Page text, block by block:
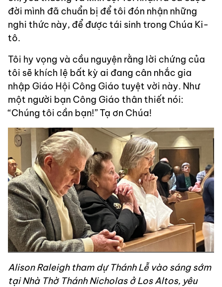
đời mình đã chuẩn bị để tôi đón nhận những
nghi thức này, để được tái sinh trong Chúa Ki-
tô.
Tôi hy vọng và cầu nguyện rằng lời chứng của
tôi sẽ khích lệ bất kỳ ai đang cân nhắc gia
nhập Giáo Hội Công Giáo tuyệt vời này. Như
một người bạn Công Giáo thân thiết nói:
“Chúng tôi cần bạn!” Tạ ơn Chúa!
Alison Raleigh tham dự Thánh Lễ vào sáng sớm
tại Nhà Thờ Thánh Nicholas ở Los Altos, yêu